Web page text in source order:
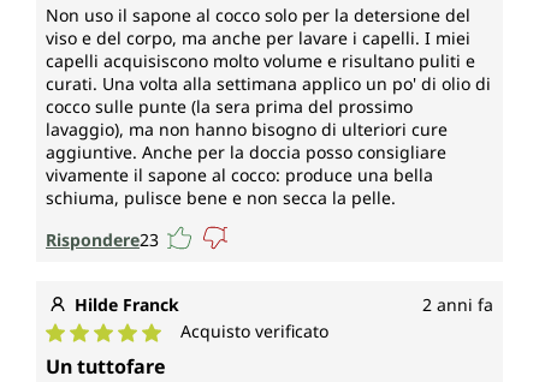
Non uso il sapone al cocco solo per la detersione del
viso e del corpo, ma anche per lavare i capelli. I miei
capelli acquisiscono molto volume e risultano puliti e
curati. Una volta alla settimana applico un po' di olio di
cocco sulle punte (la sera prima del prossimo
lavaggio), ma non hanno bisogno di ulteriori cure
aggiuntive. Anche per la doccia posso consigliare
vivamente il sapone al cocco: produce una bella
schiuma, pulisce bene e non secca la pelle.
Rispondere23
Hilde Franck 2 anni fa
Valutazione media di 5 su 5 stelle
Acquisto verificato
Un tuttofare